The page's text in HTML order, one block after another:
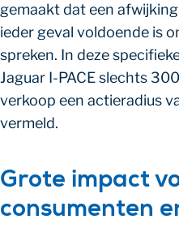
gemaakt dat een
ieder geval voldoende is
spreken. In deze
Jaguar I-PACE slechts
verkoop een actieradius
vermeld.
Grote impact
consumenten